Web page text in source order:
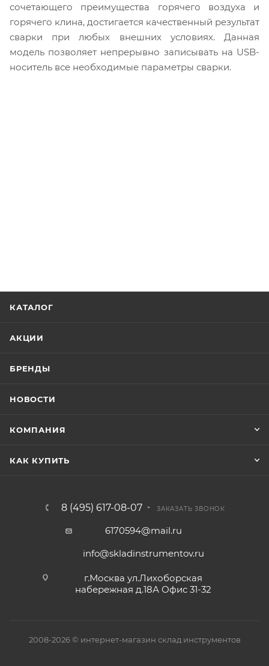
сочетающего преимущества горячего воздуха и
горячего клина, достигается качественный результат
сварки при любых внешних условиях. Данная
модель позволяет непрерывно записывать на USB-
носитель все необходимые параметры сварки.
КАТАЛОГ
АКЦИИ
БРЕНДЫ
НОВОСТИ
КОМПАНИЯ
КАК КУПИТЬ
8 (495) 617-08-07 ЗАКАЗАТЬ ЗВОНОК
6170594@mail.ru
info@skladinstrumentov.ru
г.Москва ул.Лихоборская
набережная д.18А Офис 31-32
2008-2026 © интернет-магазин склад инструментов